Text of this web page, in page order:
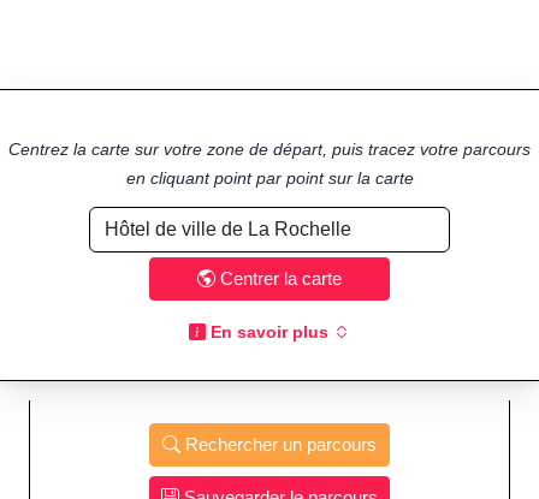
Centrez la carte sur votre zone de départ, puis tracez votre parcours
en cliquant point par point sur la carte
Centrer la carte
En savoir plus
Rechercher un parcours